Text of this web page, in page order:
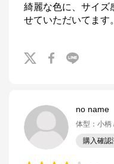
綺麗な色に、サイズ
せていただいてます。
no name
体型 ： 小柄
購入確認